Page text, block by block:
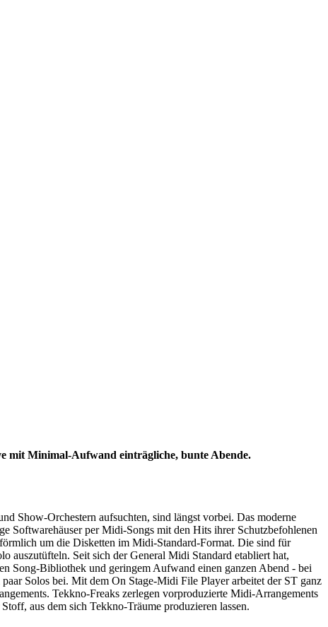
mit Minimal-Aufwand einträgliche, bunte Abende.
Show-Orchestern aufsuchten, sind längst vorbei. Das moderne
Softwarehäuser per Midi-Songs mit den Hits ihrer Schutzbefohlenen
um die Disketten im Midi-Standard-Format. Die sind für
auszutüfteln. Seit sich der General Midi Standard etabliert hat,
Song-Bibliothek und geringem Aufwand einen ganzen Abend - bei
Solos bei. Mit dem On Stage-Midi File Player arbeitet der ST ganz
Tekkno-Freaks zerlegen vorproduzierte Midi-Arrangements
aus dem sich Tekkno-Träume produzieren lassen.